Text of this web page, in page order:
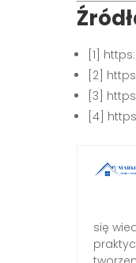
[1]
[2]
[3]
[4]
się